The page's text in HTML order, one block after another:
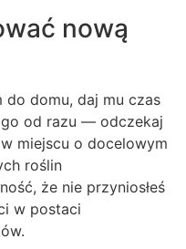
nową
do domu, daj mu czas
od razu — odczekaj
miejscu o docelowym
roślin
że nie przyniosłeś
w postaci